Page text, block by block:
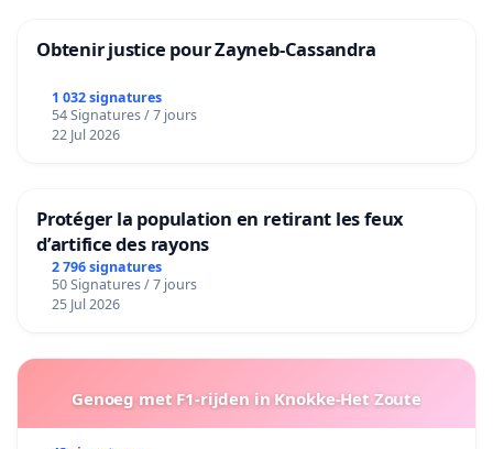
Obtenir justice pour Zayneb-Cassandra
1 032 signatures
54 Signatures / 7 jours
22 Jul 2026
Protéger la population en retirant les feux
d’artifice des rayons
2 796 signatures
50 Signatures / 7 jours
25 Jul 2026
Genoeg met F1-rijden in Knokke-Het Zoute